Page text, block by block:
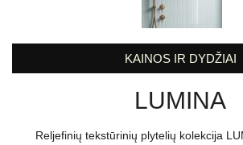
KAINOS IR DYDŽIAI
LUMINA
Reljefinių tekstūrinių plytelių kolekcija